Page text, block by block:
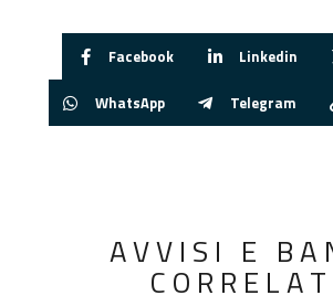
Facebook Linkedin
WhatsApp Telegram
AVVISI E